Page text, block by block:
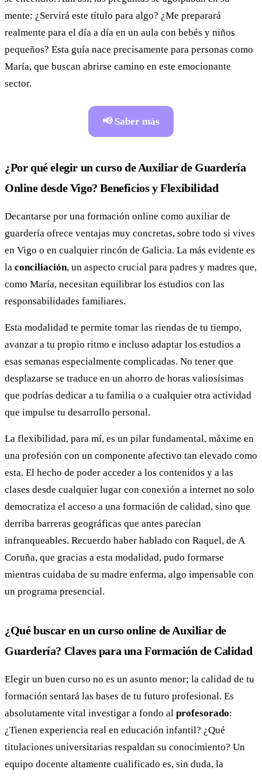
mente: ¿Servirá este título para algo? ¿Me preparará
realmente para el día a día en un aula con bebés y niños
pequeños? Esta guía nace precisamente para personas como
María, que buscan abrirse camino en este emocionante
sector.
📢 Saber más
¿Por qué elegir un curso de Auxiliar de Guardería
Online desde Vigo? Beneficios y Flexibilidad
Decantarse por una formación online como auxiliar de
guardería ofrece ventajas muy concretas, sobre todo si vives
en Vigo o en cualquier rincón de Galicia. La más evidente es
la conciliación, un aspecto crucial para padres y madres que,
como María, necesitan equilibrar los estudios con las
responsabilidades familiares.
Esta modalidad te permite tomar las riendas de tu tiempo,
avanzar a tu propio ritmo e incluso adaptar los estudios a
esas semanas especialmente complicadas. No tener que
desplazarse se traduce en un ahorro de horas valiosísimas
que podrías dedicar a tu familia o a cualquier otra actividad
que impulse tu desarrollo personal.
La flexibilidad, para mí, es un pilar fundamental, máxime en
una profesión con un componente afectivo tan elevado como
esta. El hecho de poder acceder a los contenidos y a las
clases desde cualquier lugar con conexión a internet no solo
democratiza el acceso a una formación de calidad, sino que
derriba barreras geográficas que antes parecían
infranqueables. Recuerdo haber hablado con Raquel, de A
Coruña, que gracias a esta modalidad, pudo formarse
mientras cuidaba de su madre enferma, algo impensable con
un programa presencial.
¿Qué buscar en un curso online de Auxiliar de
Guardería? Claves para una Formación de Calidad
Elegir un buen curso no es un asunto menor; la calidad de tu
formación sentará las bases de tu futuro profesional. Es
absolutamente vital investigar a fondo al profesorado:
¿Tienen experiencia real en educación infantil? ¿Qué
titulaciones universitarias respaldan su conocimiento? Un
equipo docente altamente cualificado es, sin duda, la